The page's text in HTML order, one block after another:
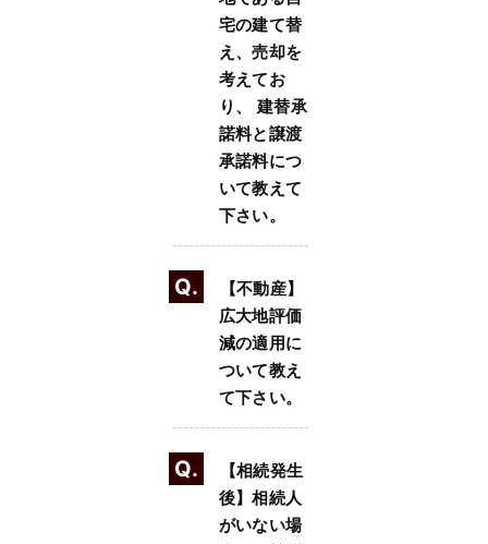
宅の建て替
え、売却を
考えてお
り、 建替承
諾料と譲渡
承諾料につ
いて教えて
下さい。
Q.
【不動産】
広大地評価
減の適用に
ついて教え
て下さい。
Q.
【相続発生
後】相続人
がいない場